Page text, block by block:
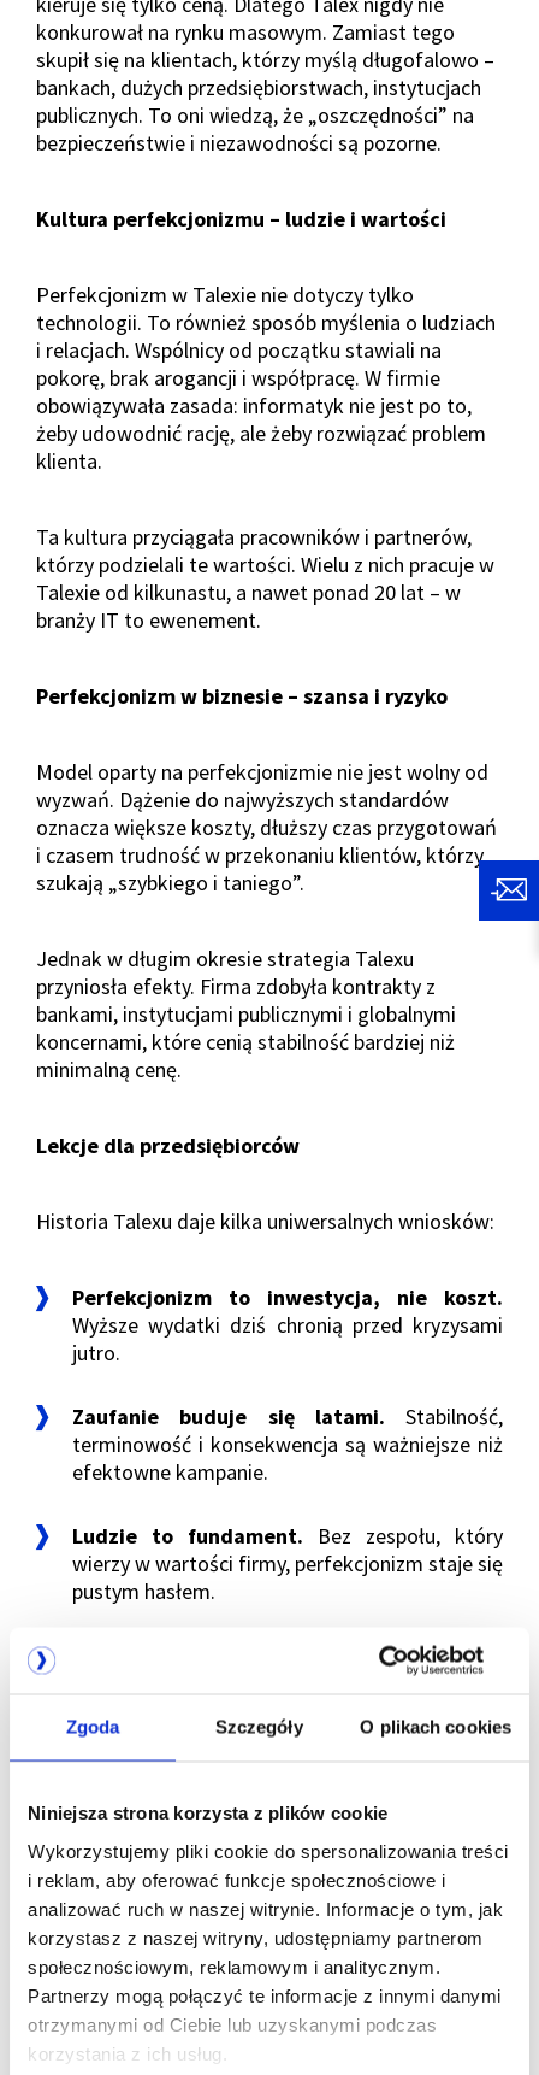
Zgoda Szczegóły O plikach cookies
Niniejsza strona korzysta z plików cookie
Wykorzystujemy pliki cookie do spersonalizowania treści
i reklam, aby oferować funkcje społecznościowe i
analizować ruch w naszej witrynie. Informacje o tym, jak
korzystasz z naszej witryny, udostępniamy partnerom
społecznościowym, reklamowym i analitycznym.
Partnerzy mogą połączyć te informacje z innymi danymi
otrzymanymi od Ciebie lub uzyskanymi podczas
korzystania z ich usług.
konkurował na rynku masowym. Zamiast tego
skupił się na klientach, którzy myślą długofalowo –
bankach, dużych przedsiębiorstwach, instytucjach
publicznych. To oni wiedzą, że „oszczędności” na
bezpieczeństwie i niezawodności są pozorne.
Kultura perfekcjonizmu – ludzie i wartości
Perfekcjonizm w Talexie nie dotyczy tylko
technologii. To również sposób myślenia o ludziach
i relacjach. Wspólnicy od początku stawiali na
pokorę, brak arogancji i współpracę. W firmie
obowiązywała zasada: informatyk nie jest po to,
żeby udowodnić rację, ale żeby rozwiązać problem
klienta.
Ta kultura przyciągała pracowników i partnerów,
którzy podzielali te wartości. Wielu z nich pracuje w
Talexie od kilkunastu, a nawet ponad 20 lat – w
branży IT to ewenement.
Perfekcjonizm w biznesie – szansa i ryzyko
Model oparty na perfekcjonizmie nie jest wolny od
wyzwań. Dążenie do najwyższych standardów
oznacza większe koszty, dłuższy czas przygotowań
i czasem trudność w przekonaniu klientów, którzy
szukają „szybkiego i taniego”.
Jednak w długim okresie strategia Talexu
przyniosła efekty. Firma zdobyła kontrakty z
bankami, instytucjami publicznymi i globalnymi
koncernami, które cenią stabilność bardziej niż
minimalną cenę.
Lekcje dla przedsiębiorców
Historia Talexu daje kilka uniwersalnych wniosków:
Perfekcjonizm to inwestycja, nie koszt.
Wyższe wydatki dziś chronią przed kryzysami
jutro.
Zaufanie buduje się latami. Stabilność,
terminowość i konsekwencja są ważniejsze niż
efektowne kampanie.
Ludzie to fundament. Bez zespołu, który
wierzy w wartości firmy, perfekcjonizm staje się
pustym hasłem.
Nie wszyscy klienci są dla Ciebie.Lepiej
współpracować z tymi, którzy doceniają jakość,
może być jego największą siłą. Talex pokazuje,
że dzięki konsekwencji, wysokim standardom i
kulturze organizacyjnej można budować firmę,
która przez 36 lat nie tylko przetrwała
wszystkie kryzysy, ale stała się symbolem
stabilności i jakości.
W świecie, w którym wiele organizacji idzie drogą
„wystarczająco dobrze”, Talex wybrał drogę
„najlepiej, jak potrafimy”. I to właśnie ta strategia